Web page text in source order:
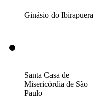
Ginásio do Ibirapuera
Santa Casa de
Misericórdia de São
Paulo